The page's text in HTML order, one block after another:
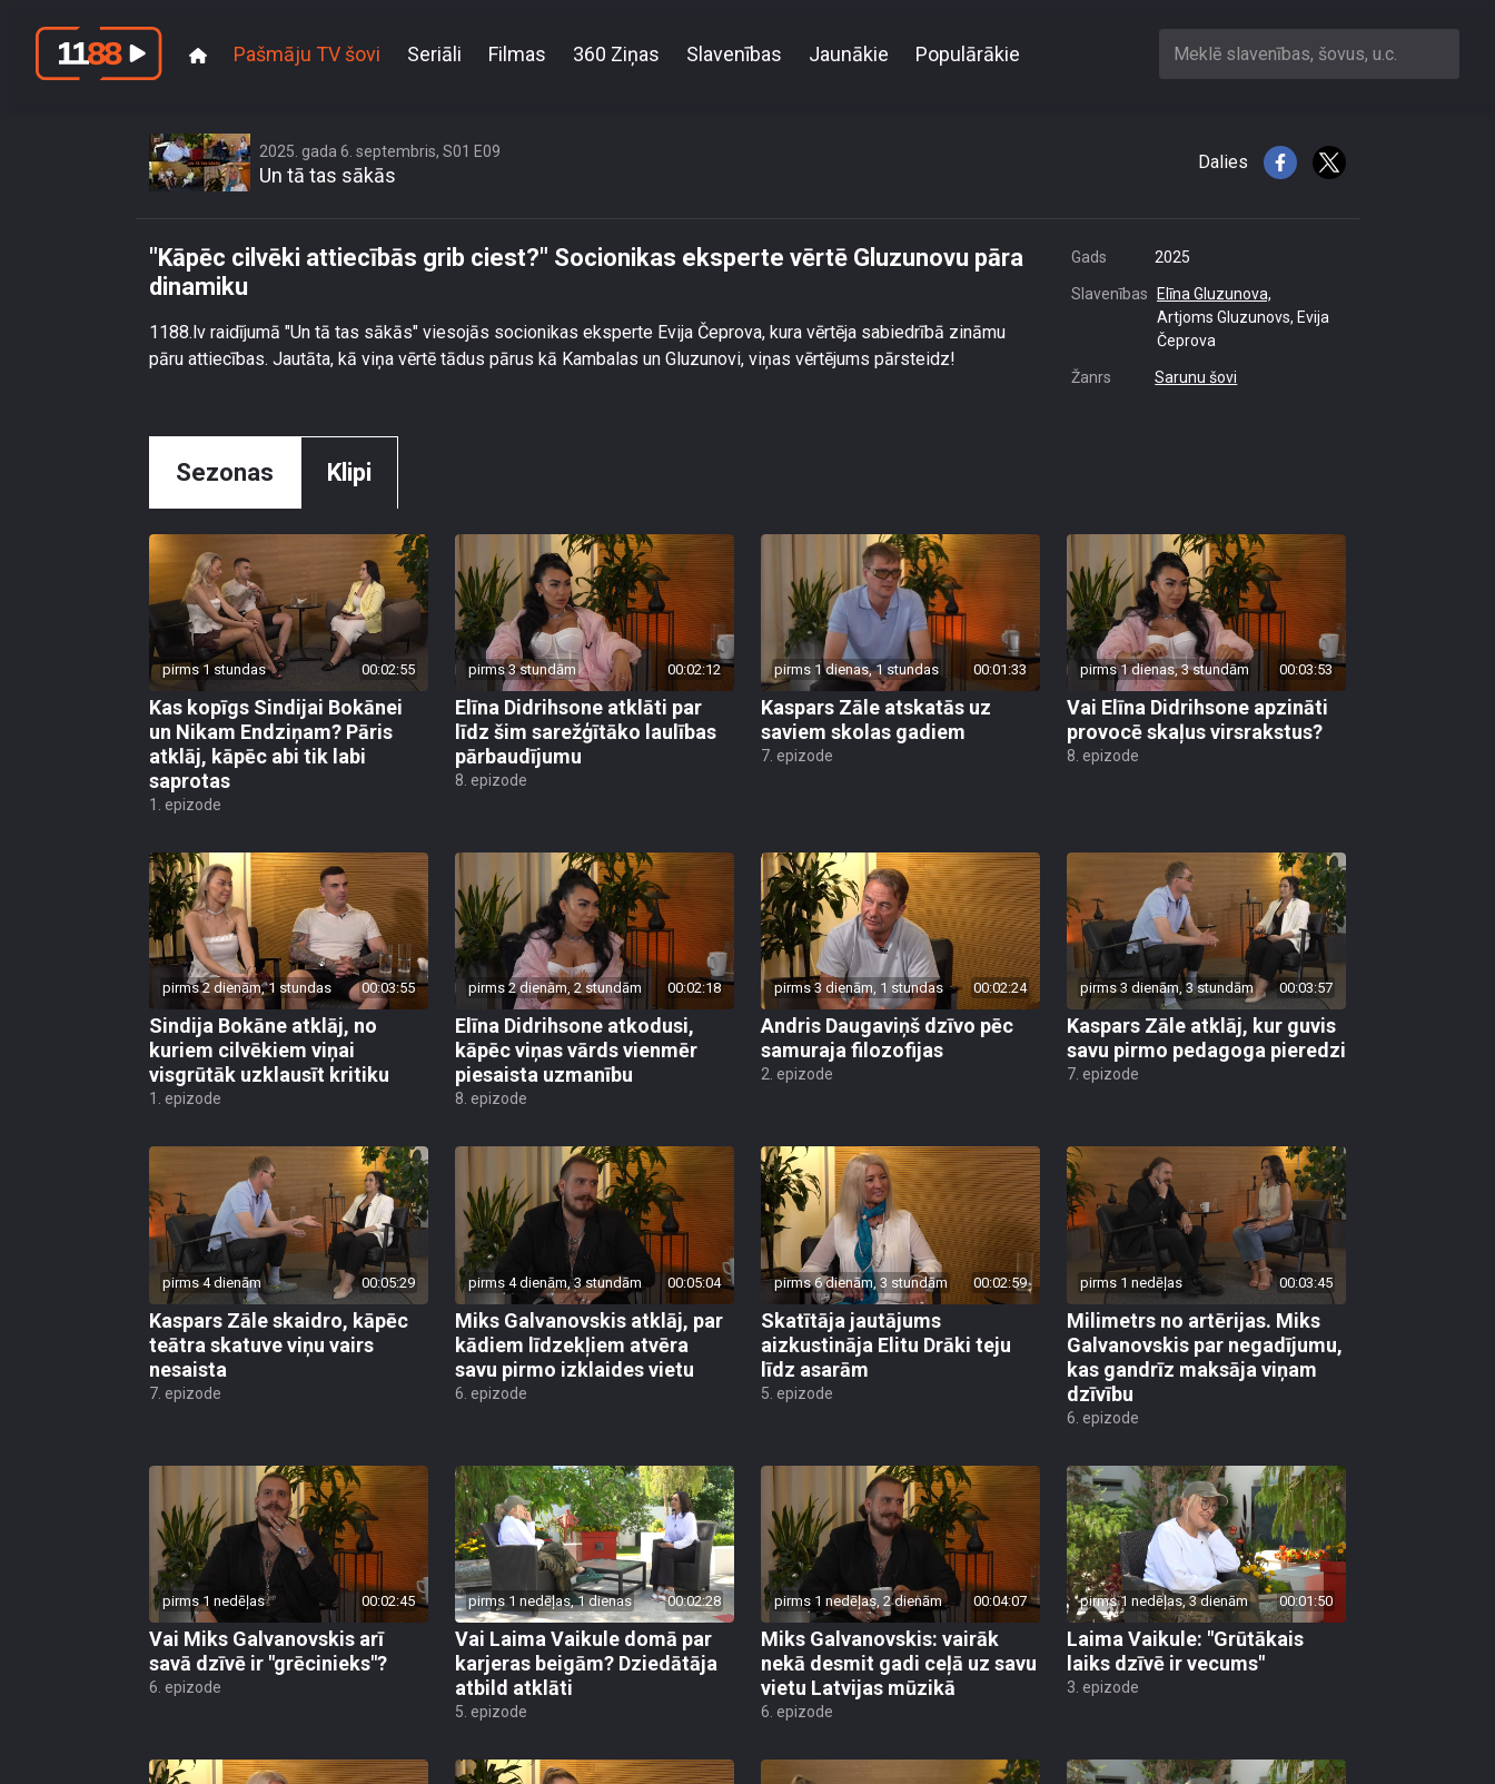
Pašmāju TV šovi Seriāli Filmas 360 Ziņas Slavenības Jaunākie Populārākie Meklē slavenības, šovus, u.c.
2025. gada 6. septembris, S01 E09
Un tā tas sākās
Dalies
"Kāpēc cilvēki attiecībās grib ciest?" Socionikas eksperte vērtē Gluzunovu pāra
dinamiku
1188.lv raidījumā "Un tā tas sākās" viesojās socionikas eksperte Evija Čeprova, kura vērtēja sabiedrībā zināmu
pāru attiecības. Jautāta, kā viņa vērtē tādus pārus kā Kambalas un Gluzunovi, viņas vērtējums pārsteidz!
Gads 2025
Slavenības
Elīna Gluzunova,
Artjoms Gluzunovs, Evija
Čeprova
Žanrs Sarunu šovi
Sezonas Klipi
pirms 1 stundas 00:02:55
Kas kopīgs Sindijai Bokānei
un Nikam Endziņam? Pāris
atklāj, kāpēc abi tik labi
saprotas
1. epizode
pirms 3 stundām 00:02:12
Elīna Didrihsone atklāti par
līdz šim sarežģītāko laulības
pārbaudījumu
8. epizode
pirms 1 dienas, 1 stundas 00:01:33
Kaspars Zāle atskatās uz
saviem skolas gadiem
7. epizode
pirms 1 dienas, 3 stundām 00:03:53
Vai Elīna Didrihsone apzināti
provocē skaļus virsrakstus?
8. epizode
pirms 2 dienām, 1 stundas 00:03:55
Sindija Bokāne atklāj, no
kuriem cilvēkiem viņai
visgrūtāk uzklausīt kritiku
1. epizode
pirms 2 dienām, 2 stundām 00:02:18
Elīna Didrihsone atkodusi,
kāpēc viņas vārds vienmēr
piesaista uzmanību
8. epizode
pirms 3 dienām, 1 stundas 00:02:24
Andris Daugaviņš dzīvo pēc
samuraja filozofijas
2. epizode
pirms 3 dienām, 3 stundām 00:03:57
Kaspars Zāle atklāj, kur guvis
savu pirmo pedagoga pieredzi
7. epizode
pirms 4 dienām 00:05:29
Kaspars Zāle skaidro, kāpēc
teātra skatuve viņu vairs
nesaista
7. epizode
pirms 4 dienām, 3 stundām 00:05:04
Miks Galvanovskis atklāj, par
kādiem līdzekļiem atvēra
savu pirmo izklaides vietu
6. epizode
pirms 6 dienām, 3 stundām 00:02:59
Skatītāja jautājums
aizkustināja Elitu Drāki teju
līdz asarām
5. epizode
pirms 1 nedēļas 00:03:45
Milimetrs no artērijas. Miks
Galvanovskis par negadījumu,
kas gandrīz maksāja viņam
dzīvību
6. epizode
pirms 1 nedēļas 00:02:45
Vai Miks Galvanovskis arī
savā dzīvē ir "grēcinieks"?
6. epizode
pirms 1 nedēļas, 1 dienas 00:02:28
Vai Laima Vaikule domā par
karjeras beigām? Dziedātāja
atbild atklāti
5. epizode
pirms 1 nedēļas, 2 dienām 00:04:07
Miks Galvanovskis: vairāk
nekā desmit gadi ceļā uz savu
vietu Latvijas mūzikā
6. epizode
pirms 1 nedēļas, 3 dienām 00:01:50
Laima Vaikule: "Grūtākais
laiks dzīvē ir vecums"
3. epizode